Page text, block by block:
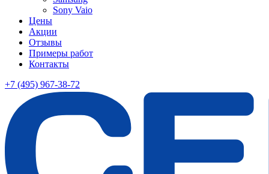
Sony Vaio
Цены
Акции
Отзывы
Примеры работ
Контакты
+7 (495) 967-38-72